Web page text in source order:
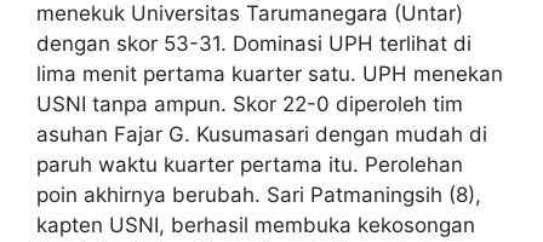
menekuk Universitas Tarumanegara (Untar)
dengan skor 53-31. Dominasi UPH terlihat di
lima menit pertama kuarter satu. UPH menekan
USNI tanpa ampun. Skor 22-0 diperoleh tim
asuhan Fajar G. Kusumasari dengan mudah di
paruh waktu kuarter pertama itu. Perolehan
poin akhirnya berubah. Sari Patmaningsih (8),
kapten USNI, berhasil membuka kekosongan